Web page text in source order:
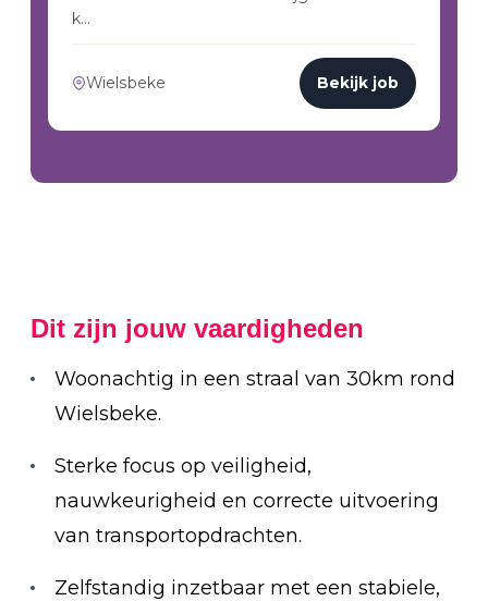
k…
Wielsbeke Bekijk job
Dit zijn jouw vaardigheden
Woonachtig in een straal van 30km rond
Wielsbeke.
Sterke focus op veiligheid,
nauwkeurigheid en correcte uitvoering
van transportopdrachten.
Zelfstandig inzetbaar met een stabiele,